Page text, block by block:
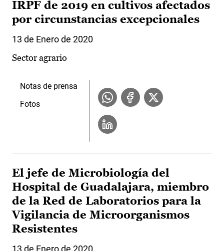
IRPF de 2019 en cultivos afectados
por circunstancias excepcionales
13 de Enero de 2020
Sector agrario
Notas de prensa
Fotos
El jefe de Microbiología del
Hospital de Guadalajara, miembro
de la Red de Laboratorios para la
Vigilancia de Microorganismos
Resistentes
13 de Enero de 2020